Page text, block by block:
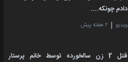
دادم چونکه....
ویدیو ۲ هفته پیش
قتل 2 زن سالخورده توسط خانم پرستار